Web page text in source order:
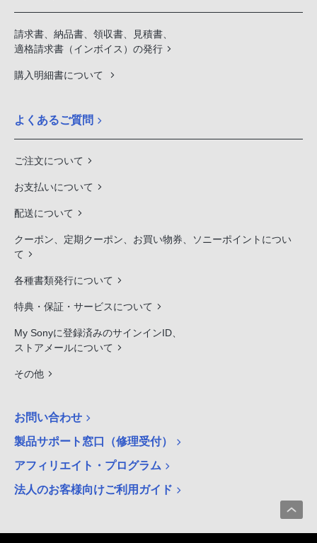
請求書、納品書、領収書、見積書、
適格請求書（インボイス）の発行
購入明細書について
よくあるご質問
ご注文について
お支払いについて
配送について
クーポン、定期クーポン、お買い物券、ソニーポイントについ
て
各種書類発行について
特典・保証・サービスについて
My Sonyに登録済みのサインインID、
ストアメールについて
その他
お問い合わせ
製品サポート窓口（修理受付）
アフィリエイト・プログラム
法人のお客様向けご利用ガイド